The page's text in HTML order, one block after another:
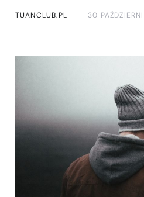
TUANCLUB.PL 30